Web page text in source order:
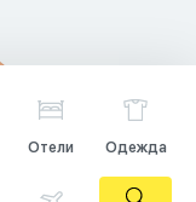
Отели Одежда